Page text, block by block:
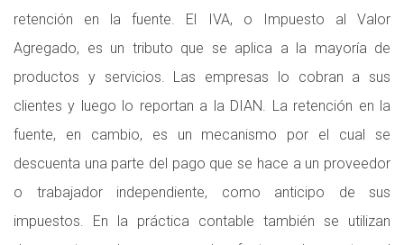
retención en la fuente. El IVA, o Impuesto al Valor
Agregado, es un tributo que se aplica a la mayoría de
productos y servicios. Las empresas lo cobran a sus
clientes y luego lo reportan a la DIAN. La retención en la
fuente, en cambio, es un mecanismo por el cual se
descuenta una parte del pago que se hace a un proveedor
o trabajador independiente, como anticipo de sus
impuestos. En la práctica contable también se utilizan